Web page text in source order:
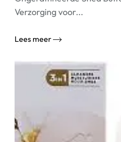
Verzorging voor...
Lees meer